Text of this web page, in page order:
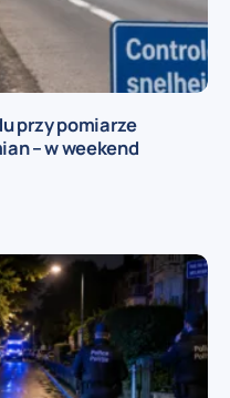
przy pomiarze
– w weekend